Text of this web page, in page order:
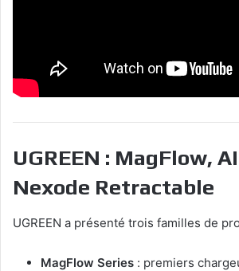
UGREEN : MagFlow,
Nexode Retractable
UGREEN a présenté trois familles de
MagFlow Series : premiers